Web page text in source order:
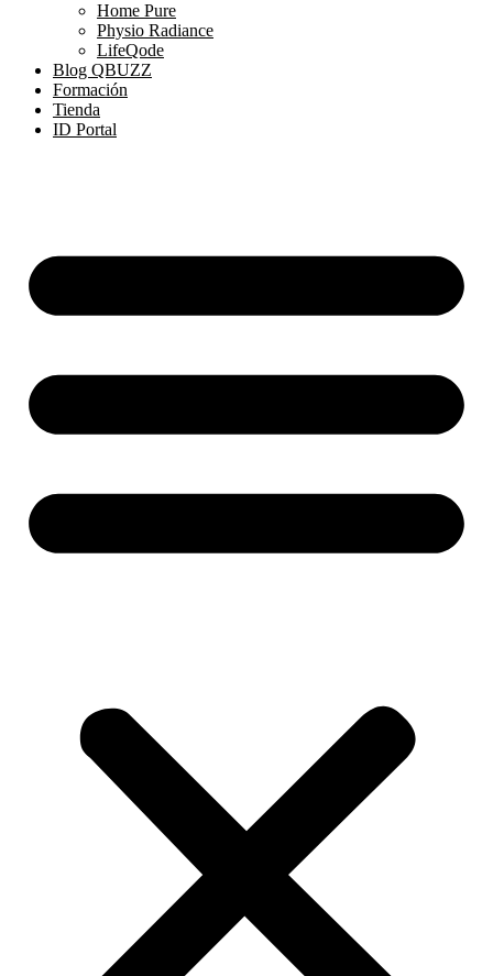
Home Pure
Physio Radiance
LifeQode
Blog QBUZZ
Formación
Tienda
ID Portal